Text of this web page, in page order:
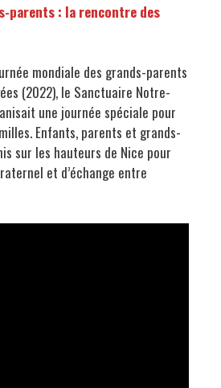
parents : la rencontre des
mondiale des grands-parents
(2022), le Sanctuaire Notre-
une journée spéciale pour
Enfants, parents et grands-
sur les hauteurs de Nice pour
et d’échange entre